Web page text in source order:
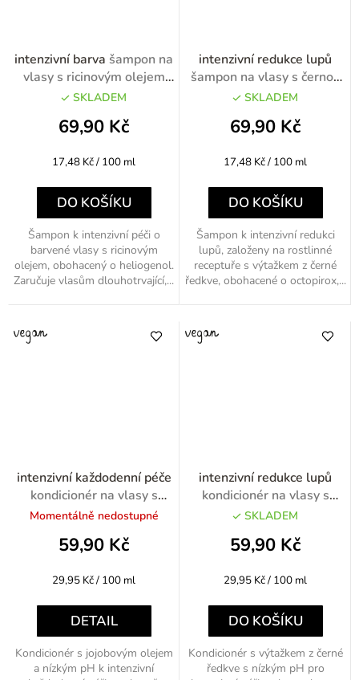
intenzivní barva šampon na
vlasy s ricinovým olejem
400ml
SKLADEM
69,90 Kč
Měrná
17,48 Kč / 100 ml
DO KOŠÍKU
Šampon k intenzivní péči o
barvené vlasy s ricinovým
olejem, obohacený o heliogenol.
Zaručuje vlasům dlouhotrvající,...
intenzivní redukce lupů
šampon na vlasy s černou
ředkví 400ml
SKLADEM
69,90 Kč
Měrná
17,48 Kč / 100 ml
DO KOŠÍKU
Šampon k intenzivní redukci
lupů, založeny na rostlinné
receptuře s výtažkem z černé
ředkve, obohacené o octopirox,...
intenzivní každodenní péče
kondicionér na vlasy s
jojobovým olejem 200ml
Momentálně nedostupné
59,90 Kč
Měrná
29,95 Kč / 100 ml
DETAIL
Kondicionér s jojobovým olejem
a nízkým pH k intenzivní
intenzivní redukce lupů
kondicionér na vlasy s
černou ředkví 200ml
SKLADEM
59,90 Kč
Měrná
29,95 Kč / 100 ml
DO KOŠÍKU
Kondicionér s výtažkem z černé
ředkve s nízkým pH pro